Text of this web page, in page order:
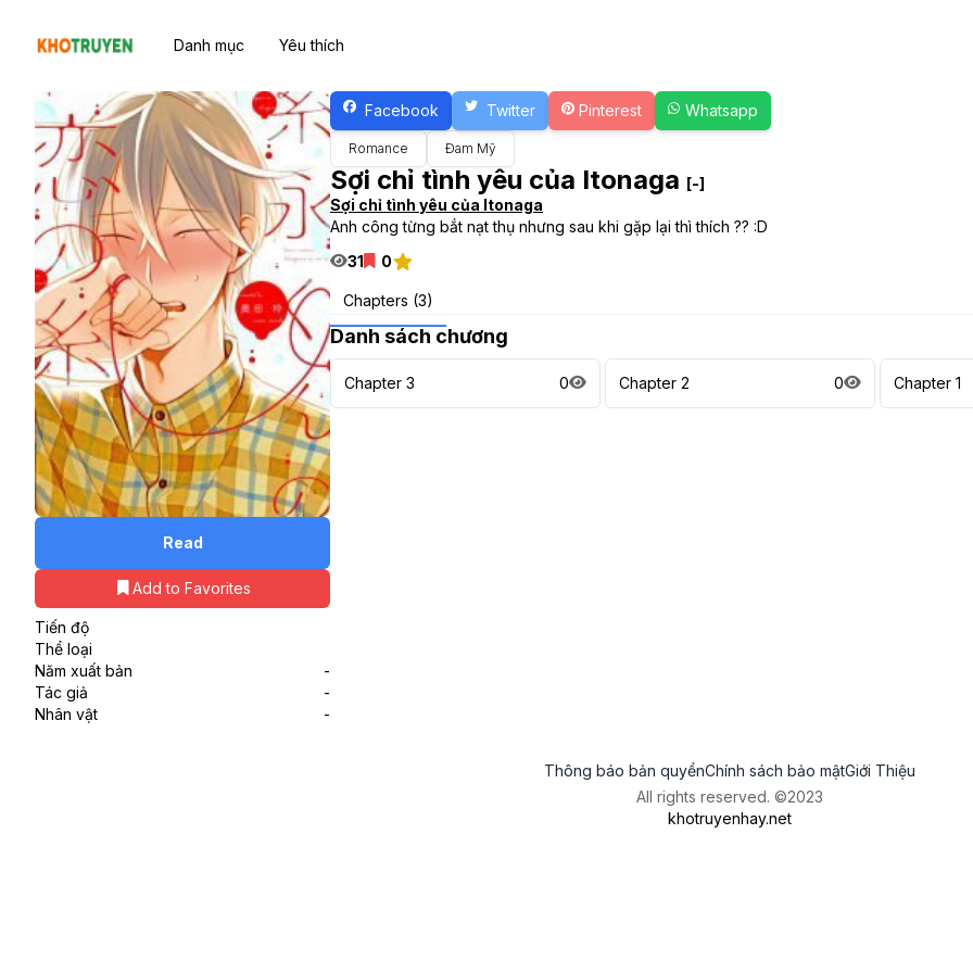
Danh mục Yêu thích
Read
Add to Favorites
Tiến độ
Thể loại
Năm xuất bản
-
Tác giả
-
Nhân vật
-
Facebook Twitter Pinterest Whatsapp
Romance Đam Mỹ
Sợi chỉ tình yêu của Itonaga [-]
Sợi chỉ tình yêu của Itonaga
Anh công từng bắt nạt thụ nhưng sau khi gặp lại thì thích ?? :D
31
0
Chapters (3)
Danh sách chương
Chapter 3 0 Chapter 2 0 Chapter 1
Thông báo bản quyềnChính sách bảo mậtGiới Thiệu
All rights reserved. ©2023
khotruyenhay.net